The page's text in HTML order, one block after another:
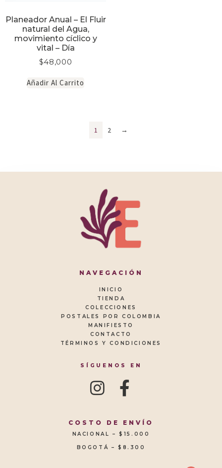
Planeador Anual – El Fluir
natural del Agua,
movimiento cíclico y
vital – Día
$48,000
Añadir Al Carrito
1 2 →
NAVEGACIÓN
INICIO
TIENDA
COLECCIONES
POSTALES POR COLOMBIA
MANIFIESTO
CONTACTO
TÉRMINOS Y CONDICIONES
SÍGUENOS EN
COSTO DE ENVÍO
NACIONAL – $15.000
BOGOTÁ – $8.300